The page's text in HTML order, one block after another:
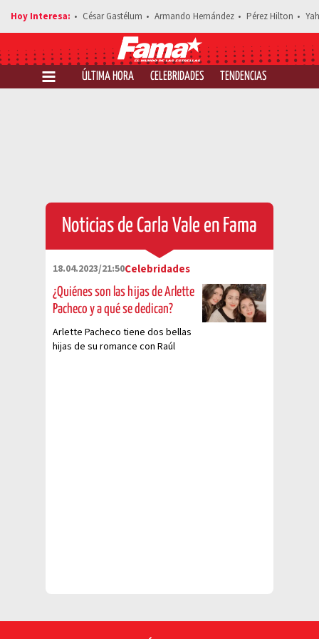
César Gastélum Armando Hernández Pérez Hilton
ÚLTIMA HORA CELEBRIDADES TENDENCIAS
Noticias de Carla Vale en Fama
18.04.2023/21:50Celebridades
¿Quiénes son las hijas de Arlette
Pacheco y a qué se dedican?
Arlette Pacheco tiene dos bellas
hijas de su romance con Raúl